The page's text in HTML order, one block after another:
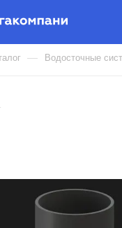
DÖCKE
— Водосточные